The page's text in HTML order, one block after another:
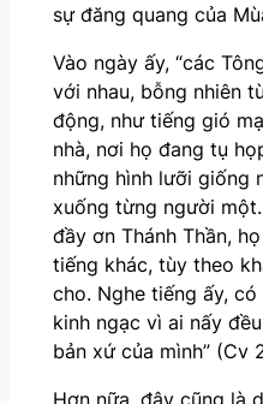
sự đăng quang của
Vào ngày ấy, “các
với nhau, bỗng nhiên
động, như tiếng gió
nhà, nơi họ đang tụ
những hình lưỡi giống
xuống từng người
đầy ơn Thánh Thần,
tiếng khác, tùy theo
cho. Nghe tiếng ấy,
kinh ngạc vì ai nấy
bản xứ của mình” (Cv
Hơn nữa, đây cũng là